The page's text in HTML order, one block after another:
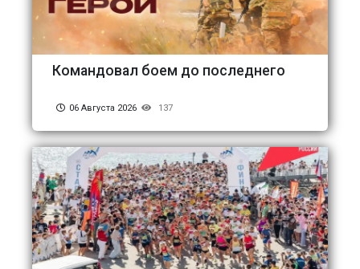
Командовал боем до последнего
06 Августа 2026 137